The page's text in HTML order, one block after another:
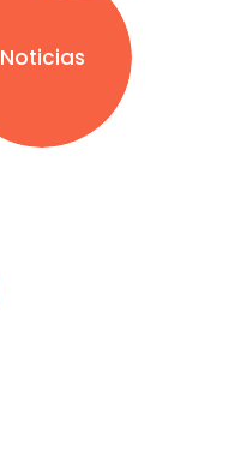
Noticias